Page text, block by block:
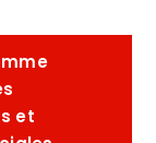
et